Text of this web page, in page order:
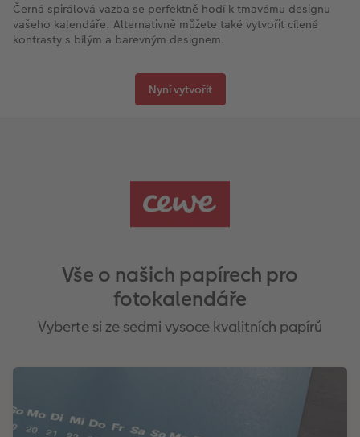
Černá spirálová vazba se perfektně hodí k tmavému designu
vašeho kalendáře. Alternativně můžete také vytvořit cílené
kontrasty s bílým a barevným designem.
Nyní vytvořit
Vše o našich papírech pro
fotokalendáře
Vyberte si ze sedmi vysoce kvalitních papírů